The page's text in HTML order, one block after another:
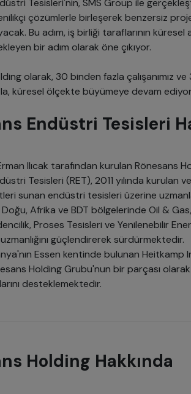
Tesisleri'nin, SMS Group ile
çözümlerle birleşerek benzersiz
Bu adım, iş birliği taraflarının
bir adım olarak öne çıkıyor.
olarak, 30 binden fazla çalışanımız
küresel ölçekte büyümeye devam
Endüstri Tesisleri
Ilıcak tarafından kurulan Rönesans
Tesisleri (RET), 2011 yılında kurulan
sunan endüstri tesisleri üzerine
Afrika ve BDT bölgelerinde Oil &
Proses Tesisleri ve Yenilenebilir
güçlendirerek sürdürmektedir.
Essen kentinde bulunan Heitkamp
Holding Grubu'nun bir parçası
desteklemektedir.
Holding Hakkında